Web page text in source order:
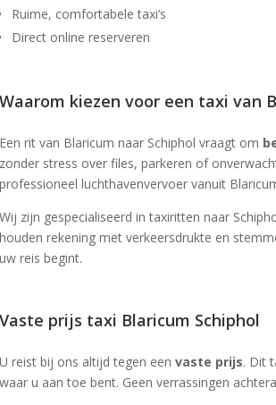
Ruime, comfortabele taxi’s
Direct online reserveren
Waarom kiezen voor een taxi van
Een rit van Blaricum naar Schiphol vraagt om
zonder stress over files, parkeren of
professioneel luchthavenvervoer vanuit
Wij zijn gespecialiseerd in taxiritten naar
houden rekening met verkeersdrukte en
uw reis begint.
Vaste prijs taxi Blaricum Schiphol
U reist bij ons altijd tegen een vaste prijs. Dit
waar u aan toe bent. Geen verrassingen